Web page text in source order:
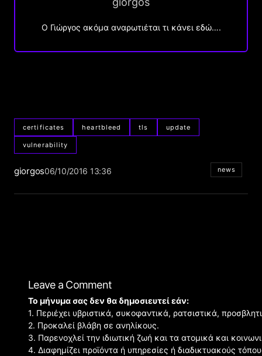
Ο Γιώργος ακόμα αναρωτιέται τι κάνει εδώ….
certificates heartbleed tls update
vulnerability
giorgos06/10/2016 13:36 news
Leave a Comment
Το μήνυμα σας δεν θα δημοσιευτεί εάν:
1. Περιέχει υβριστικά, συκοφαντικά, ρατσιστικά,
2. Προκαλεί βλάβη σε ανηλίκους.
3. Παρενοχλεί την ιδιωτική ζωή και τα ατομικά και
4. Διαφημίζει προϊόντα ή υπηρεσίες ή διαδικτυακούς